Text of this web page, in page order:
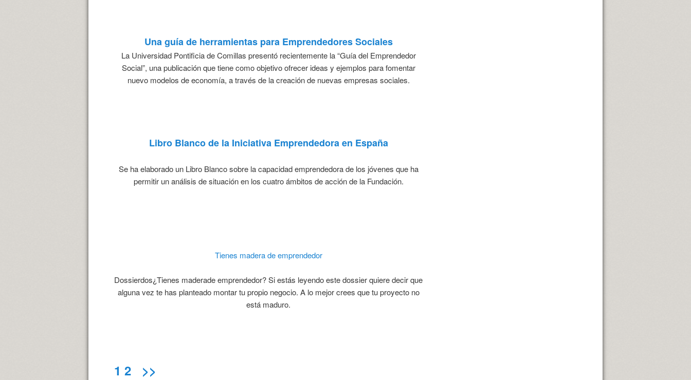
Una guía de herramientas para Emprendedores Sociales
La Universidad Pontificia de Comillas presentó recientemente la “Guía del Emprendedor
Social”, una publicación que tiene como objetivo ofrecer ideas y ejemplos para fomentar
nuevo modelos de economía, a través de la creación de nuevas empresas sociales.
Libro Blanco de la Iniciativa Emprendedora en España
Se ha elaborado un Libro Blanco sobre la capacidad emprendedora de los jóvenes que ha
permitir un análisis de situación en los cuatro ámbitos de acción de la Fundación.
Tienes madera de emprendedor
Dossierdos¿Tienes maderade emprendedor? Si estás leyendo este dossier quiere decir que
alguna vez te has planteado montar tu propio negocio. A lo mejor crees que tu proyecto no
está maduro.
1 2 >>